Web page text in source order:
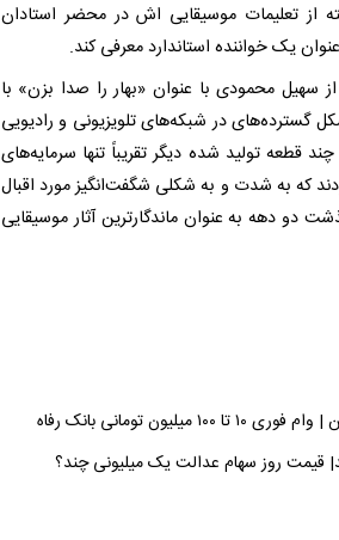
از تعلیمات موسیقایی اش در محضر استادان
یک خواننده استاندارد معرفی کند.
هم افتاد و در سال ۱۳۷۴ اثری از سهیل محمودی با عنوان «بهار را صدا بزن» با
در شبکه‌های تلویزیونی و رادیویی
قطعه تولید شده دیگر تقریباً تنها سرمایه‌های
که به شدت و به شکلی شگفت‌انگیز مورد اقبال
دو دهه به عنوان ماندگارترین آثار موسیقایی
تومانی بانک رفاه
قیمت روز سهام عدالت یک میلیونی چند؟